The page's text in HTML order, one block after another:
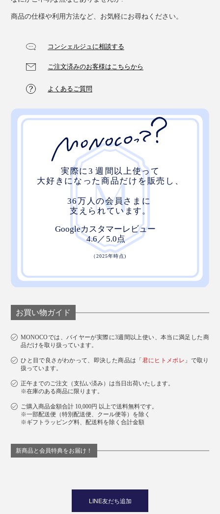
④ 粗目のやすり
缶の押し蓋、プル蓋の隙間に入れれば、蓋を浮かせて開
商品の仕様や利用方法など、お気軽にお尋ねください。
コンシェルジュに相談する
ご注文済みのお客様はこちらから
よくあるご質問
お買い物ガイド
MONOCOでは、バイヤーが実際に3週間以上使い、本当に満足した商
品だけを取り扱っています。
ひと目で良さがわかって、即決した商品は「 君にヒトメボレ 」で取り
扱っています。
正午までのご注文（支払い済み）は当日出荷いたします。
※在庫のある商品に限ります。
ご購入商品金額合計 10,000円 以上で送料無料です。
※一部配送便（特別配送便、クール便等）を除く
※ギフトラッピング料、配送料を除く合計金額
新商品と会員特典をお届け！
LINE友だち追加